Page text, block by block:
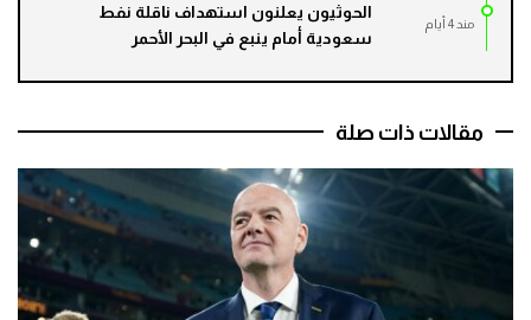
مند 4 أيام
الحوثيون يعلنون استهداف ناقلة نفط
سعودية أمام ينبع في البحر الأحمر
مقالات ذات صلة